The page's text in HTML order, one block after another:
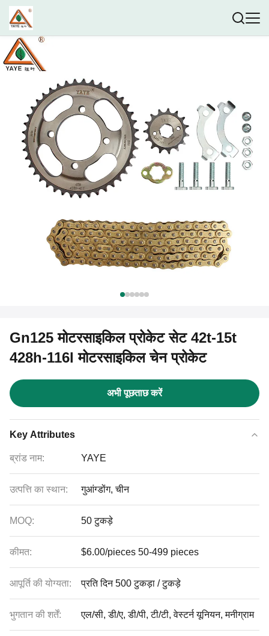
Gn125 मोटरसाइकिल प्रोकेट सेट 42t-15t
428h-116l मोटरसाइकिल चेन प्रोकेट
अभी पूछताछ करें
Key Attributes
ब्रांड नाम: YAYE
उत्पत्ति का स्थान: गुआंग्डोंग, चीन
MOQ: 50 टुकड़े
कीमत: $6.00/pieces 50-499 pieces
आपूर्ति की योग्यता: प्रति दिन 500 टुकड़ा / टुकड़े
भुगतान की शर्तें: एल/सी, डी/ए, डी/पी, टी/टी, वेस्टर्न यूनियन, मनीग्राम